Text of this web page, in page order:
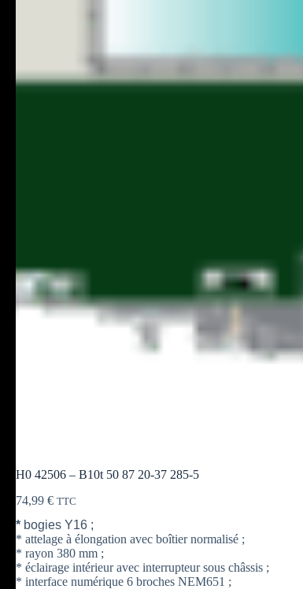
H0 42506 – B10t 50 87 20-37 285-5
74,99 € TTC
* bogies Y16 ;
* attelage à élongation avec boîtier normalisé ;
* rayon 380 mm ;
* éclairage intérieur avec interrupteur sous châssis ;
* interface numérique 6 broches NEM651 ;